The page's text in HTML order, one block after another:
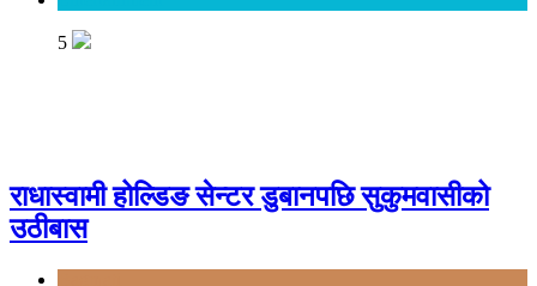
5
राधास्वामी होल्डिङ सेन्टर डुबानपछि सुकुमवासीको
उठीबास